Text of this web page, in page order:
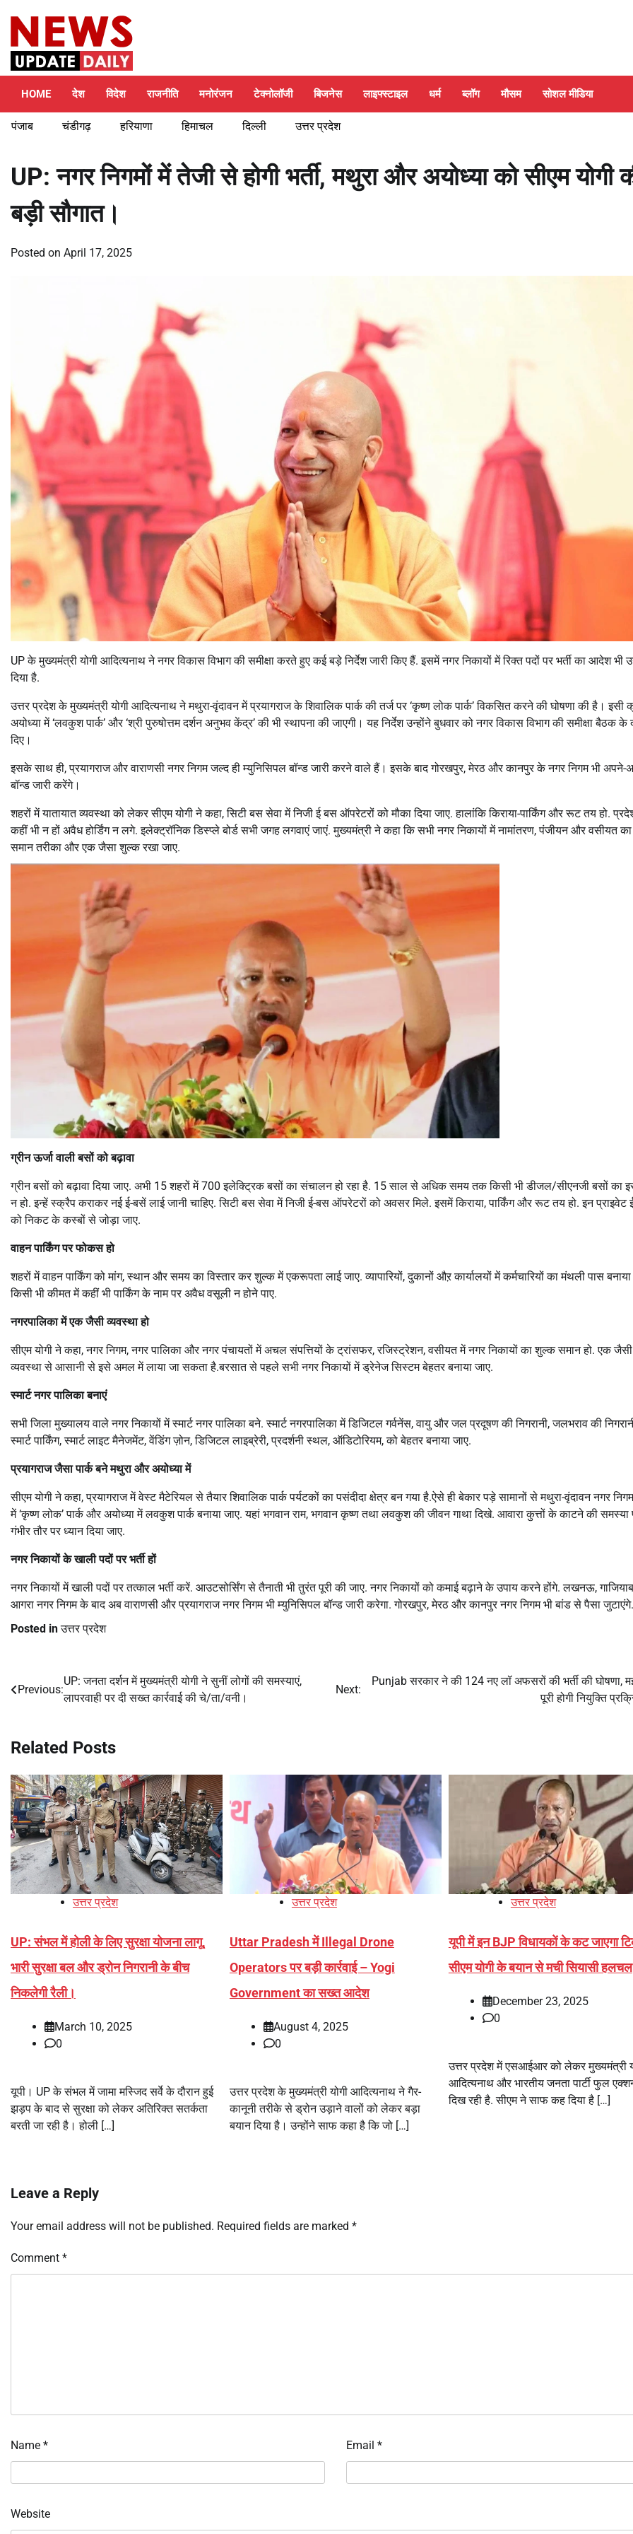
content
HOME देश विदेश राजनीति मनोरंजन टेक्नोलॉजी बिजनेस लाइफ्स्टाइल धर्म ब्लॉग मौसम सोशल मीडिया
पंजाब चंडीगढ़ हरियाणा हिमाचल दिल्ली उत्तर प्रदेश
UP: नगर निगमों में तेजी से होगी भर्ती, मथुरा और अयोध्या को सीएम योगी
बड़ी सौगात।
Posted on April 17, 2025
UP के मुख्यमंत्री योगी आदित्यनाथ ने नगर विकास विभाग की समीक्षा करते हुए कई बड़े निर्देश जारी किए हैं. इसमें नगर निकायों में रिक्त पदों पर भर्ती का आदेश भी
दिया है.
उत्तर प्रदेश के मुख्यमंत्री योगी आदित्यनाथ ने मथुरा-वृंदावन में प्रयागराज के शिवालिक पार्क की तर्ज पर ‘कृष्ण लोक पार्क’ विकसित करने की घोषणा की है। इसी
अयोध्या में ‘लवकुश पार्क’ और ‘श्री पुरुषोत्तम दर्शन अनुभव केंद्र’ की भी स्थापना की जाएगी। यह निर्देश उन्होंने बुधवार को नगर विकास विभाग की समीक्षा बैठक के
दिए।
इसके साथ ही, प्रयागराज और वाराणसी नगर निगम जल्द ही म्युनिसिपल बॉन्ड जारी करने वाले हैं। इसके बाद गोरखपुर, मेरठ और कानपुर के नगर निगम भी अपने-
बॉन्ड जारी करेंगे।
शहरों में यातायात व्यवस्था को लेकर सीएम योगी ने कहा, सिटी बस सेवा में निजी ई बस ऑपरेटरों को मौका दिया जाए. हालांकि किराया-पार्किंग और रूट तय हो.
कहीं भी न हों अवैध होर्डिंग न लगे. इलेक्ट्रॉनिक डिस्प्ले बोर्ड सभी जगह लगवाएं जाएं. मुख्यमंत्री ने कहा कि सभी नगर निकायों में नामांतरण, पंजीयन और वसीयत
समान तरीका और एक जैसा शुल्क रखा जाए.
ग्रीन ऊर्जा वाली बसों को बढ़ावा
ग्रीन बसों को बढ़ावा दिया जाए. अभी 15 शहरों में 700 इलेक्ट्रिक बसों का संचालन हो रहा है. 15 साल से अधिक समय तक किसी भी डीजल/सीएनजी बसों का
न हो. इन्हें स्क्रैप कराकर नई ई-बसें लाई जानी चाहिए. सिटी बस सेवा में निजी ई-बस ऑपरेटरों को अवसर मिले. इसमें किराया, पार्किंग और रूट तय हो. इन प्राइवेट
को निकट के कस्बों से जोड़ा जाए.
वाहन पार्किंग पर फोकस हो
शहरों में वाहन पार्किंग को मांग, स्थान और समय का विस्तार कर शुल्क में एकरूपता लाई जाए. व्यापारियों, दुकानों औऱ कार्यालयों में कर्मचारियों का मंथली पास बनाया
किसी भी कीमत में कहीं भी पार्किंग के नाम पर अवैध वसूली न होने पाए.
नगरपालिका में एक जैसी व्यवस्था हो
सीएम योगी ने कहा, नगर निगम, नगर पालिका और नगर पंचायतों में अचल संपत्तियों के ट्रांसफर, रजिस्ट्रेशन, वसीयत में नगर निकायों का शुल्क समान हो. एक जैसी
व्यवस्था से आसानी से इसे अमल में लाया जा सकता है.बरसात से पहले सभी नगर निकायों में ड्रेनेज सिस्टम बेहतर बनाया जाए.
स्मार्ट नगर पालिका बनाएं
सभी जिला मुख्यालय वाले नगर निकायों में स्मार्ट नगर पालिका बने. स्मार्ट नगरपालिका में डिजिटल गर्वनेंस, वायु और जल प्रदूषण की निगरानी, जलभराव की
स्मार्ट पार्किंग, स्मार्ट लाइट मैनेजमेंट, वेंडिंग ज़ोन, डिजिटल लाइब्रेरी, प्रदर्शनी स्थल, ऑडिटोरियम, को बेहतर बनाया जाए.
प्रयागराज जैसा पार्क बने मथुरा और अयोध्या में
सीएम योगी ने कहा, प्रयागराज में वेस्ट मैटेरियल से तैयार शिवालिक पार्क पर्यटकों का पसंदीदा क्षेत्र बन गया है.ऐसे ही बेकार पड़े सामानों से मथुरा-वृंदावन नगर
में ‘कृष्ण लोक’ पार्क और अयोध्या में लवकुश पार्क बनाया जाए. यहां भगवान राम, भगवान कृष्ण तथा लवकुश की जीवन गाथा दिखे. आवारा कुत्तों के काटने की समस्या
गंभीर तौर पर ध्यान दिया जाए.
नगर निकायों के खाली पदों पर भर्ती हों
नगर निकायों में खाली पदों पर तत्काल भर्ती करें. आउटसोर्सिंग से तैनाती भी तुरंत पूरी की जाए. नगर निकायों को कमाई बढ़ाने के उपाय करने होंगे. लखनऊ,
आगरा नगर निगम के बाद अब वाराणसी और प्रयागराज नगर निगम भी म्युनिसिपल बॉन्ड जारी करेगा. गोरखपुर, मेरठ और कानपुर नगर निगम भी बांड से पैसा जुटाएंगे.
Posted inउत्तर प्रदेश
Post
Previous:
UP: जनता दर्शन में मुख्यमंत्री योगी ने सुनीं लोगों की समस्याएं,
लापरवाही पर दी सख्त कार्रवाई की चे/ता/वनी।
Next:
Punjab सरकार ने की 124 नए लॉ अफसरों की भर्ती की घोषणा,
पूरी होगी नियुक्ति
Related Posts
उत्तर प्रदेश
UP: संभल में होली के लिए सुरक्षा योजना लागू,
भारी सुरक्षा बल और ड्रोन निगरानी के बीच
निकलेगी रैली।
March 10, 2025
0
यूपी। UP के संभल में जामा मस्जिद सर्वे के दौरान हुई
झड़प के बाद से सुरक्षा को लेकर अतिरिक्त सतर्कता
बरती जा रही है। होली […]
उत्तर प्रदेश
Uttar Pradesh में Illegal Drone
Operators पर बड़ी कार्रवाई – Yogi
Government का सख्त आदेश
August 4, 2025
0
उत्तर प्रदेश के मुख्यमंत्री योगी आदित्यनाथ ने गैर-
कानूनी तरीके से ड्रोन उड़ाने वालों को लेकर बड़ा
बयान दिया है। उन्होंने साफ कहा है कि जो […]
उत्तर प्रदेश
यूपी में इन BJP विधायकों के कट जाएगा
सीएम योगी के बयान से मची सियासी हलचल
December 23, 2025
0
उत्तर प्रदेश में एसआईआर को लेकर मुख्यमंत्री
आदित्यनाथ और भारतीय जनता पार्टी फुल
दिख रही है. सीएम ने साफ कह दिया है […]
Leave a Reply
Your email address will not be published. Required fields are marked *
Comment *
Name * Email *
Website